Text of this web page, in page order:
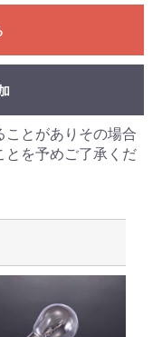
ことがありその場合
とを予めご了承くだ